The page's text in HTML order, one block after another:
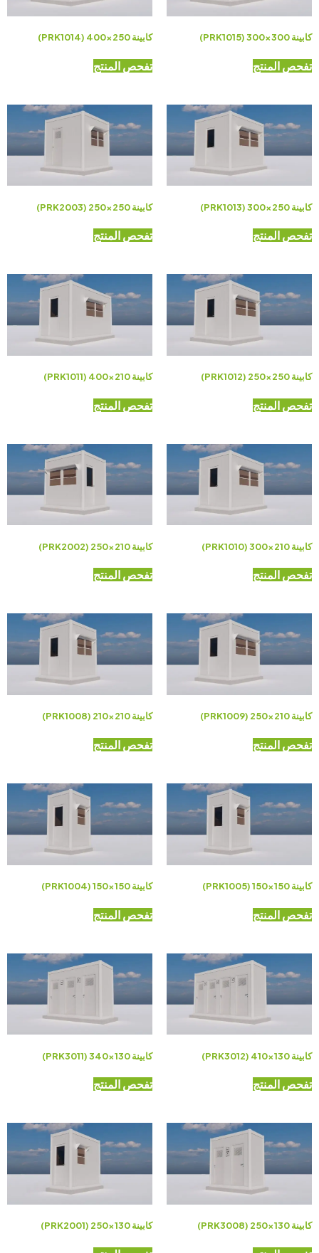
كابينة 300×300 (PRK1015)
تفحص المنتج
كابينة 250×400 (PRK1014)
تفحص المنتج
كابينة 250×300 (PRK1013)
تفحص المنتج
كابينة 250×250 (PRK2003)
تفحص المنتج
كابينة 250×250 (PRK1012)
تفحص المنتج
كابينة 210×400 (PRK1011)
تفحص المنتج
كابينة 210×300 (PRK1010)
تفحص المنتج
كابينة 210×250 (PRK2002)
تفحص المنتج
كابينة 210×250 (PRK1009)
تفحص المنتج
كابينة 210×210 (PRK1008)
تفحص المنتج
كابينة 150×150 (PRK1005)
تفحص المنتج
كابينة 150×150 (PRK1004)
تفحص المنتج
كابينة 130×410 (PRK3012)
تفحص المنتج
كابينة 130×340 (PRK3011)
تفحص المنتج
كابينة 130×250 (PRK3008) كابينة 130×250 (PRK2001)